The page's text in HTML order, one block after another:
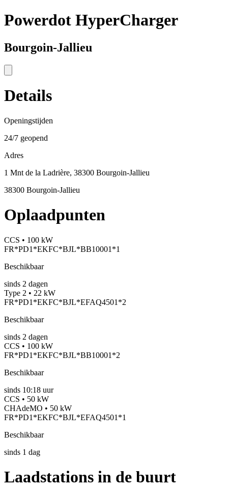
Powerdot HyperCharger
Bourgoin-Jallieu
Details
Openingstijden
24/7 geopend
Adres
1 Mnt de la Ladrière, 38300 Bourgoin-Jallieu
38300 Bourgoin-Jallieu
Oplaadpunten
CCS • 100 kW
FR*PD1*EKFC*BJL*BB10001*1
Beschikbaar
sinds 2 dagen
Type 2 • 22 kW
FR*PD1*EKFC*BJL*EFAQ4501*2
Beschikbaar
sinds 2 dagen
CCS • 100 kW
FR*PD1*EKFC*BJL*BB10001*2
Beschikbaar
sinds 10:18 uur
CCS • 50 kW
CHAdeMO • 50 kW
FR*PD1*EKFC*BJL*EFAQ4501*1
Beschikbaar
sinds 1 dag
Laadstations in de buurt